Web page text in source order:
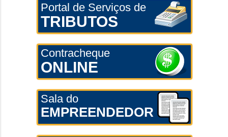
Portal de Serviços de
TRIBUTOS
Contracheque
ONLINE
Sala do
EMPREENDEDOR